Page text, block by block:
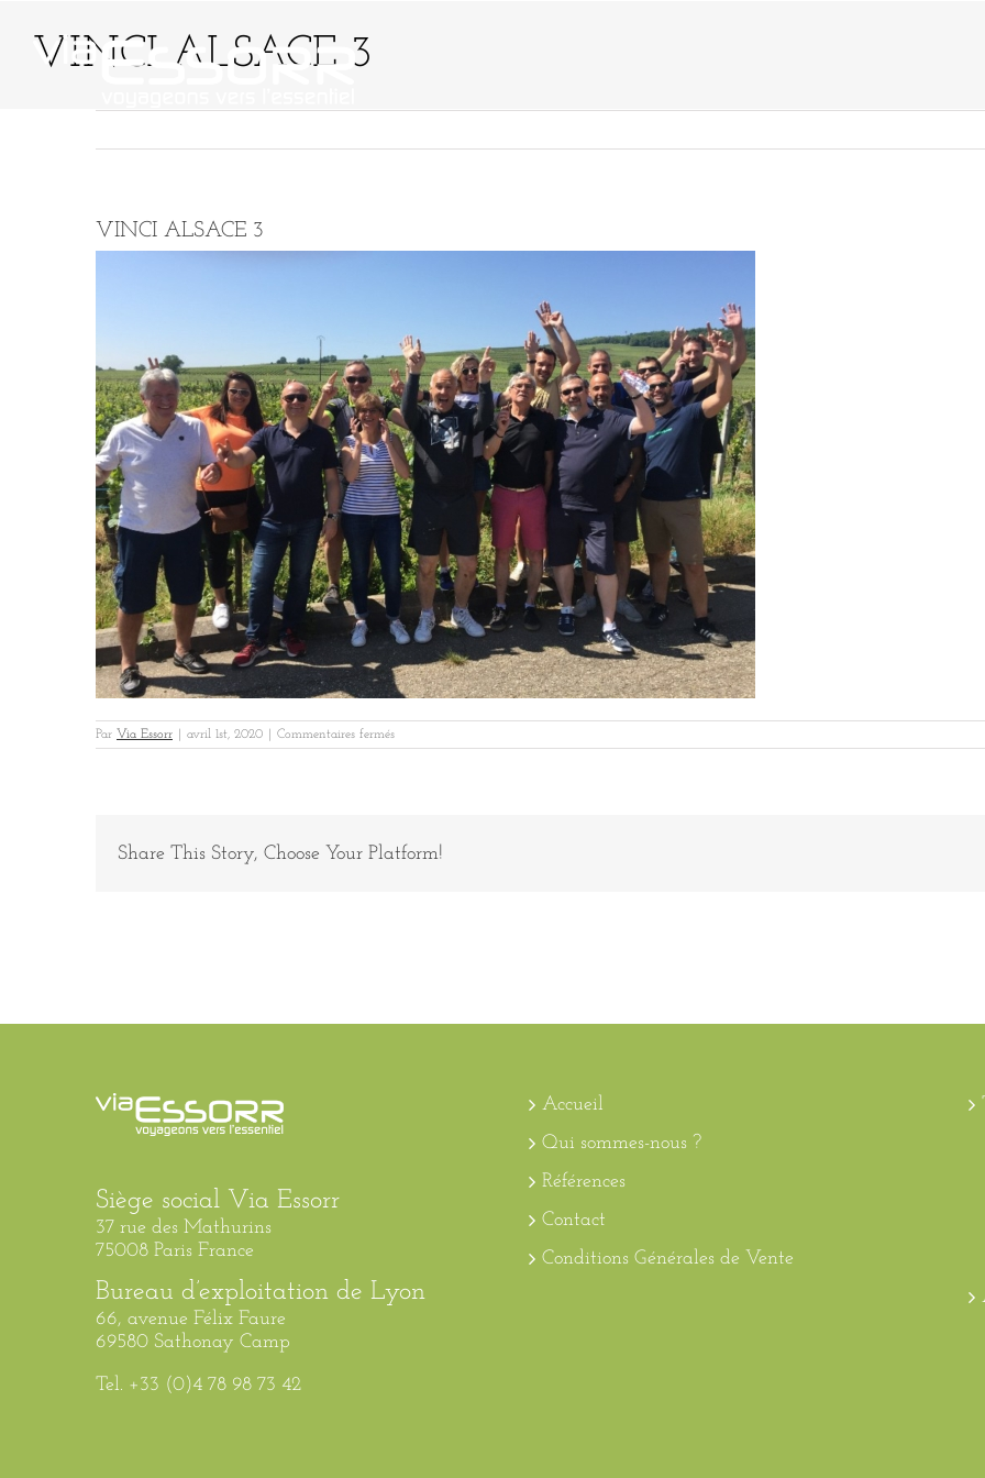
contenuVINCI ALSACE 3
VINCI ALSACE 3
Par Via Essorr avril 1st, 2020 Commentaires ferméssur
VINCI
Share This Story, Choose Your Platform!
Siège social Via Essorr
37 rue des Mathurins
75008 Paris France
Bureau d’exploitation de Lyon
66, avenue Félix Faure
69580 Sathonay Camp
Tel. +33 (0)4 78 98 73 42
Accueil
Qui sommes-nous ?
Références
Contact
Conditions Générales de Vente